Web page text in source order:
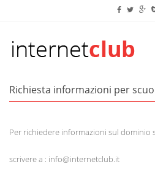
Richiesta informazioni per
Per richiedere informazioni sul dominio
scrivere a : info@internetclub.it